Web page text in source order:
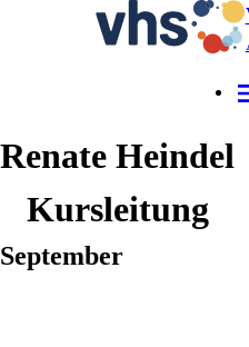
Renate Heindel
Kursleitung
September